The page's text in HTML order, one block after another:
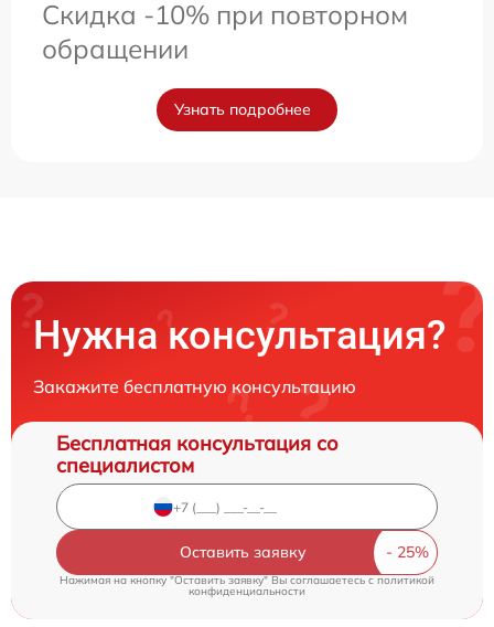
Скидка -10% при повторном
обращении
Узнать подробнее
Нужна консультация?
Закажите бесплатную консультацию
Бесплатная консультация со
специалистом
Оставить заявку
Нажимая на кнопку "Оставить заявку" Вы соглашаетесь cполитикой
конфиденциальности